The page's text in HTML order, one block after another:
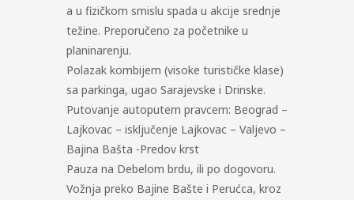
a u fizičkom smislu spada u akcije srednje
težine. Preporučeno za početnike u
planinarenju.
Polazak kombijem (visoke turističke klase)
sa parkinga, ugao Sarajevske i Drinske.
Putovanje autoputem pravcem: Beograd –
Lajkovac – isključenje Lajkovac – Valjevo –
Bajina Bašta -Predov krst
Pauza na Debelom brdu, ili po dogovoru.
Vožnja preko Bajine Bašte i Perućca, kroz